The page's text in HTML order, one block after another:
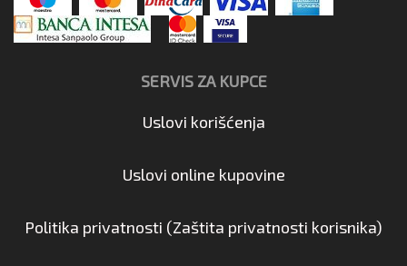
SERVIS ZA KUPCE
Uslovi korišćenja
Uslovi online kupovine
Politika privatnosti (Zaštita privatnosti korisnika)